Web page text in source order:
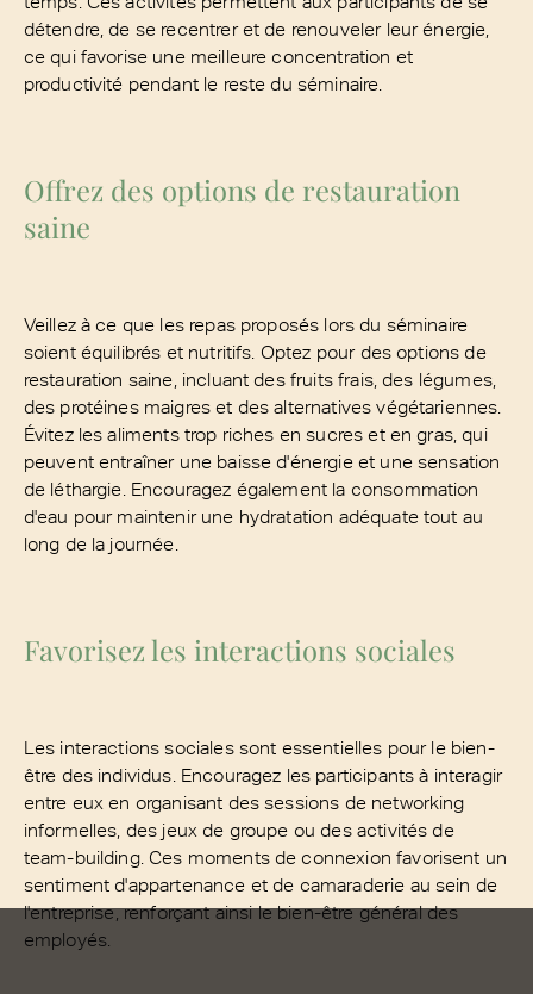
détendre, de se recentrer et de renouveler leur énergie,
ce qui favorise une meilleure concentration et
productivité pendant le reste du séminaire.
Offrez des options de restauration
saine
Veillez à ce que les repas proposés lors du séminaire
soient équilibrés et nutritifs. Optez pour des options de
restauration saine, incluant des fruits frais, des légumes,
des protéines maigres et des alternatives végétariennes.
Évitez les aliments trop riches en sucres et en gras, qui
peuvent entraîner une baisse d'énergie et une sensation
de léthargie. Encouragez également la consommation
d'eau pour maintenir une hydratation adéquate tout au
long de la journée.
Favorisez les interactions sociales
Les interactions sociales sont essentielles pour le bien-
être des individus. Encouragez les participants à interagir
entre eux en organisant des sessions de networking
informelles, des jeux de groupe ou des activités de
team-building. Ces moments de connexion favorisent un
sentiment d'appartenance et de camaraderie au sein de
l'entreprise, renforçant ainsi le bien-être général des
employés.